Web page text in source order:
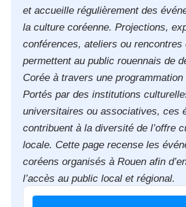
et accueille régulièrement des
la culture coréenne. Projections,
conférences, ateliers ou rencontres
permettent au public rouennais de
Corée à travers une programmation
Portés par des institutions
universitaires ou associatives, ces
contribuent à la diversité de l’offre
locale. Cette page recense les
coréens organisés à Rouen afin
l’accès au public local et régional.